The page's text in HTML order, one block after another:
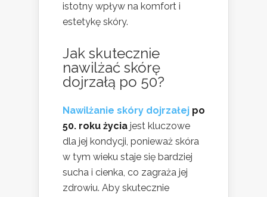
istotny wpływ na komfort i
estetykę skóry.
Jak skutecznie
nawilżać skórę
dojrzałą po 50?
Nawilżanie skóry dojrzałej po
50. roku życia jest kluczowe
dla jej kondycji, ponieważ skóra
w tym wieku staje się bardziej
sucha i cienka, co zagraża jej
zdrowiu. Aby skutecznie